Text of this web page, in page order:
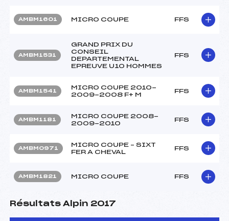
AMBM1601 MICRO COUPE FFS
AMBM1531
GRAND PRIX DU
CONSEIL
DEPARTEMENTAL
EPREUVE U10 HOMMES
FFS
AMBM1541
MICRO COUPE 2010-
2009-2008 F+ M
FFS
AMBM1181
MICRO COUPE 2008-
2009-2010
FFS
AMBM0971
MICRO COUPE – SIXT
FER A CHEVAL
FFS
AMBM1821 MICRO COUPE FFS
Résultats Alpin 2017